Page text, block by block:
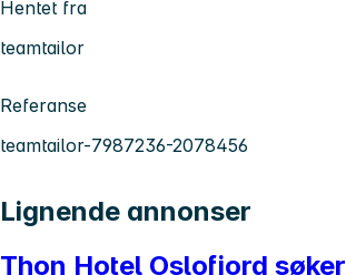
Hentet fra
teamtailor
Referanse
teamtailor-7987236-2078456
Lignende annonser
Thon Hotel Oslofjord søker